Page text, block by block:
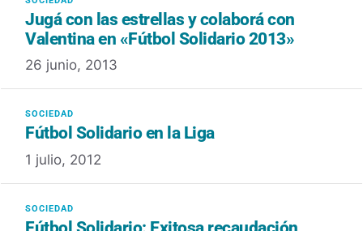
Jugá con las estrellas y colaborá con
Valentina en «Fútbol Solidario 2013»
26 junio, 2013
Fútbol Solidario en la Liga
1 julio, 2012